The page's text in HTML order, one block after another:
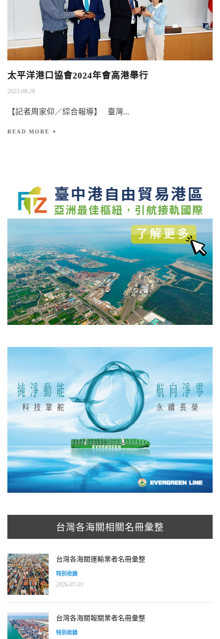
太平洋港口協會2024年會高港舉行
2023-08-28
【記者周家仰／綜合報導】 臺灣...
READ MORE
台灣各海關相關名冊彙整
台灣各海關運輸業者名冊彙整
特別收錄
2026-07-01
台灣各海關報關業者名冊彙整
特別收錄